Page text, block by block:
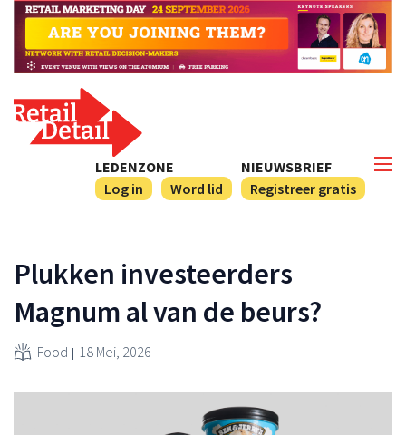
NIEUWSBRIEF
Registreer gratis
LEDENZONE
Log in
Word lid
Plukken investeerders
Magnum al van de beurs?
Food 18 Mei, 2026